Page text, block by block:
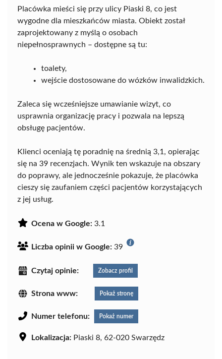
Placówka mieści się przy ulicy Piaski 8, co jest
wygodne dla mieszkańców miasta. Obiekt został
zaprojektowany z myślą o osobach
niepełnosprawnych – dostępne są tu:
toalety,
wejście dostosowane do wózków inwalidzkich.
Zaleca się wcześniejsze umawianie wizyt, co
usprawnia organizację pracy i pozwala na lepszą
obsługę pacjentów.
Klienci oceniają tę poradnię na średnią 3,1, opierając
się na 39 recenzjach. Wynik ten wskazuje na obszary
do poprawy, ale jednocześnie pokazuje, że placówka
cieszy się zaufaniem części pacjentów korzystających
z jej usług.
Ocena w Google: 3.1
Liczba opinii w Google: 39
Czytaj opinie: Zobacz profil
Strona www: Pokaż stronę
Numer telefonu: Pokaż numer
Lokalizacja: Piaski 8, 62-020 Swarzędz